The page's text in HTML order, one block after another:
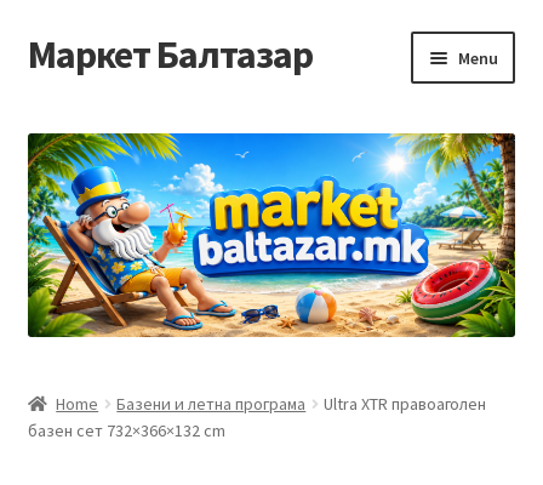
Skip
to
Skip
to
Маркет Балтазар Menu
Checkout
Homepage
Privacy Policy
Контакт
Home Базени и летна програма
Ultra XTR правоаголен
базен сет 732×366×132 cm